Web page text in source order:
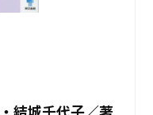
城千代子／著